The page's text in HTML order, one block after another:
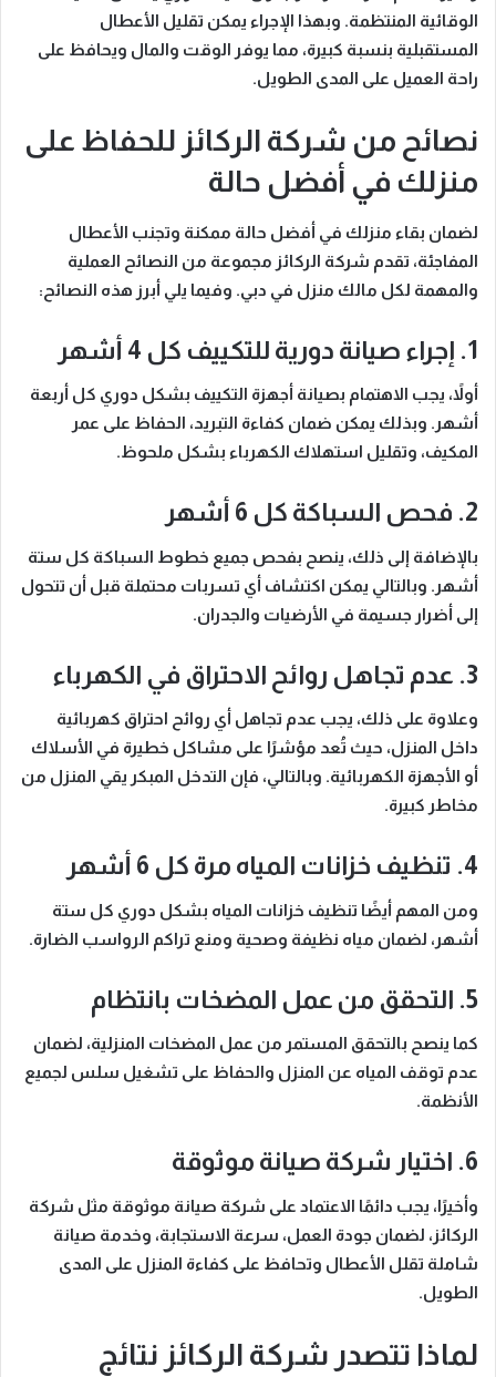
الوقائية المنتظمة. وبهذا الإجراء يمكن تقليل الأعطال
المستقبلية بنسبة كبيرة، مما يوفر الوقت والمال ويحافظ على
راحة العميل على المدى الطويل.
نصائح من شركة الركائز للحفاظ على
منزلك في أفضل حالة
لضمان بقاء منزلك في أفضل حالة ممكنة وتجنب الأعطال
المفاجئة، تقدم شركة الركائز مجموعة من النصائح العملية
والمهمة لكل مالك منزل في دبي. وفيما يلي أبرز هذه النصائح :
1. إجراء صيانة دورية للتكييف كل 4 أشهر
أولاً، يجب الاهتمام بصيانة أجهزة التكييف بشكل دوري كل أربعة
أشهر. وبذلك يمكن ضمان كفاءة التبريد، الحفاظ على عمر
المكيف، وتقليل استهلاك الكهرباء بشكل ملحوظ.
2. فحص السباكة كل 6 أشهر
بالإضافة إلى ذلك، ينصح بفحص جميع خطوط السباكة كل ستة
أشهر. وبالتالي يمكن اكتشاف أي تسربات محتملة قبل أن تتحول
إلى أضرار جسيمة في الأرضيات والجدران.
3. عدم تجاهل روائح الاحتراق في الكهرباء
وعلاوة على ذلك، يجب عدم تجاهل أي روائح احتراق كهربائية
داخل المنزل، حيث تُعد مؤشرًا على مشاكل خطيرة في الأسلاك
أو الأجهزة الكهربائية. وبالتالي، فإن التدخل المبكر يقي المنزل من
مخاطر كبيرة.
4. تنظيف خزانات المياه مرة كل 6 أشهر
ومن المهم أيضًا تنظيف خزانات المياه بشكل دوري كل ستة
أشهر، لضمان مياه نظيفة وصحية ومنع تراكم الرواسب الضارة.
5. التحقق من عمل المضخات بانتظام
كما ينصح بالتحقق المستمر من عمل المضخات المنزلية، لضمان
عدم توقف المياه عن المنزل والحفاظ على تشغيل سلس لجميع
الأنظمة.
6. اختيار شركة صيانة موثوقة
وأخيرًا، يجب دائمًا الاعتماد على شركة صيانة موثوقة مثل شركة
الركائز ، لضمان جودة العمل، سرعة الاستجابة، وخدمة صيانة
شاملة تقلل الأعطال وتحافظ على كفاءة المنزل على المدى
الطويل.
لماذا تتصدر شركة الركائز نتائج